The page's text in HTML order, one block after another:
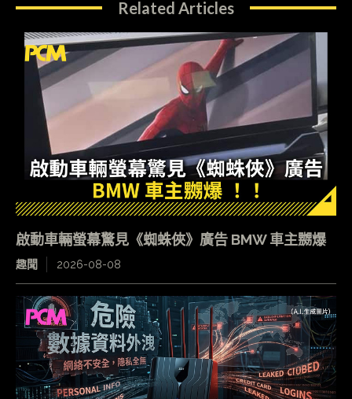
Related Articles
啟動車輛螢幕驚見《蜘蛛俠》廣告 BMW 車主嬲爆
趣聞 2026-08-08